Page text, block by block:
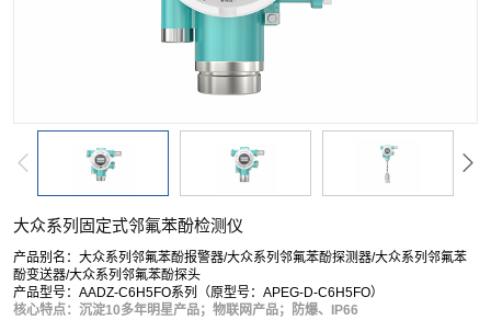
大众系列固定式邻氟苯酚检测仪
产品别名：大众系列邻氟苯酚报警器/大众系列邻氟苯酚探测器/大众系列邻氟苯
酚变送器/大众系列邻氟苯酚探头
产品型号：AADZ-C6H5FO系列（原型号：APEG-D-C6H5FO）
核心特点：沉淀10多年明星产品；物联网产品；防爆、IP66